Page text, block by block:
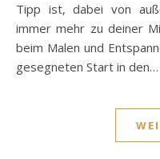
Tipp ist, dabei von
immer mehr zu deiner
beim Malen und
gesegneten Start in den…